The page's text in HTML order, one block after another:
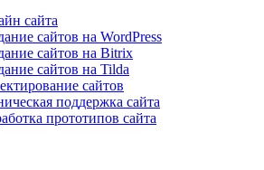
сайта
сайтов на WordPress
сайтов на Bitrix
сайтов на Tilda
сайтов
поддержка сайта
прототипов сайта